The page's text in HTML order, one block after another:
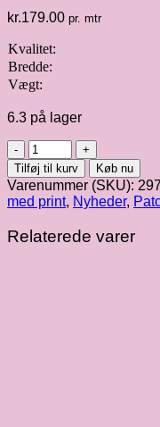
kr.179.00 pr. mtr
Kvalitet:
Bredde:
Vægt:
6.3 på lager
Tim
Holtz
|
Provisions
fv.
Moch
antal
Tilføj til kurv Køb nu
Varenummer (SKU):
med print, Nyheder,
Relaterede varer